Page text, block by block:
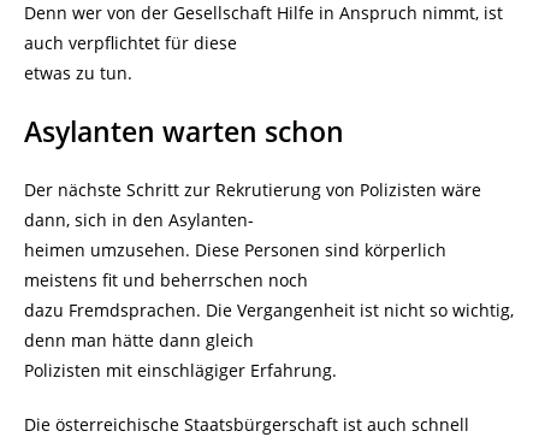
Denn wer von der Gesellschaft Hilfe in Anspruch nimmt, ist
auch verpflichtet für diese
etwas zu tun.
Asylanten warten schon
Der nächste Schritt zur Rekrutierung von Polizisten wäre
dann, sich in den Asylanten-
heimen umzusehen. Diese Personen sind körperlich
meistens fit und beherrschen noch
dazu Fremdsprachen. Die Vergangenheit ist nicht so wichtig,
denn man hätte dann gleich
Polizisten mit einschlägiger Erfahrung.
Die österreichische Staatsbürgerschaft ist auch schnell